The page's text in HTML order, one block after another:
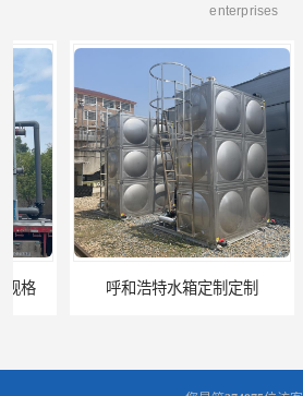
enterprises
呼和浩特水箱定制定制